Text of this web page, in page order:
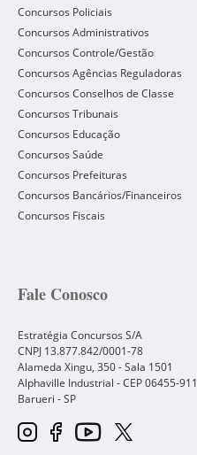
Concursos Policiais
Concursos Administrativos
Concursos Controle/Gestão
Concursos Agências Reguladoras
Concursos Conselhos de Classe
Concursos Tribunais
Concursos Educação
Concursos Saúde
Concursos Prefeituras
Concursos Bancários/Financeiros
Concursos Fiscais
Fale Conosco
Estratégia Concursos S/A
CNPJ 13.877.842/0001-78
Alameda Xingu, 350 - Sala 1501
Alphaville Industrial - CEP06455-911
Barueri -SP